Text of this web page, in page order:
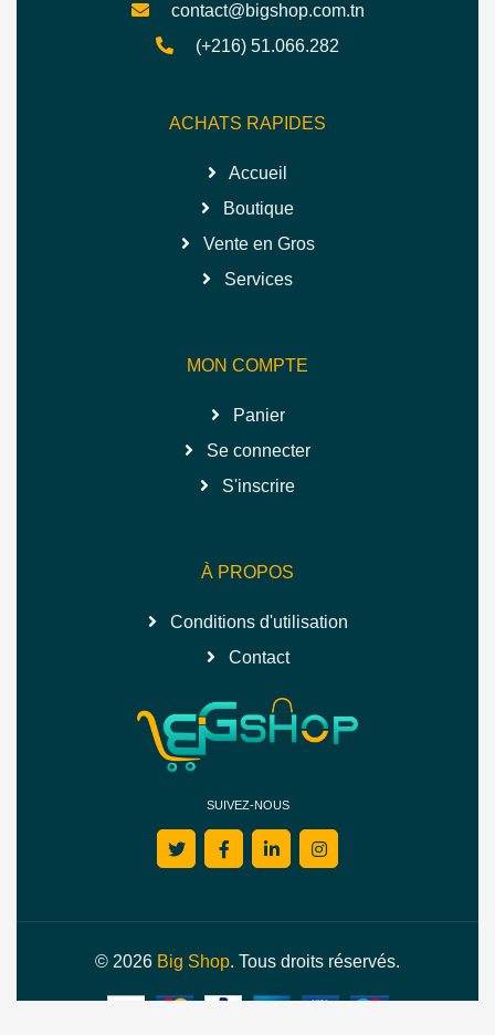
contact@bigshop.com.tn
(+216) 51.066.282
ACHATS RAPIDES
Accueil
Boutique
Vente en Gros
Services
MON COMPTE
Panier
Se connecter
S'inscrire
À PROPOS
Conditions d'utilisation
Contact
SUIVEZ-NOUS
© 2026 Big Shop. Tous droits réservés.